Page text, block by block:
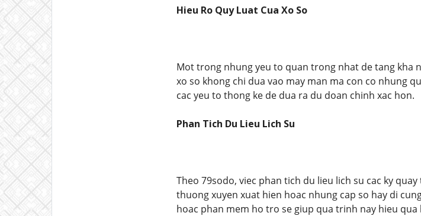
Hieu Ro Quy Luat Cua Xo So
Mot trong nhung yeu to quan trong nhat de tang kha
xo so khong chi dua vao may man ma con co nhung
cac yeu to thong ke de dua ra du doan chinh xac hon.
Phan Tich Du Lieu Lich Su
Theo 79sodo, viec phan tich du lieu lich su cac ky
thuong xuyen xuat hien hoac nhung cap so hay di
hoac phan mem ho tro se giup qua trinh nay hieu qua